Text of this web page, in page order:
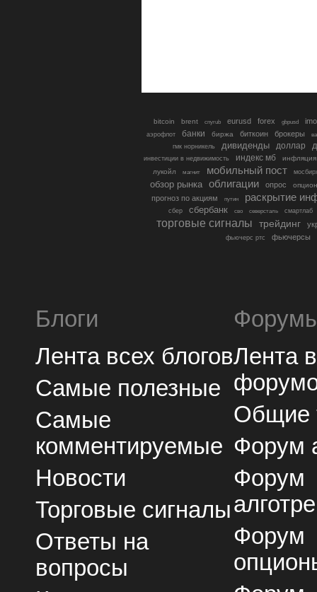
bitcoin brent cnyrub eurusd forex gbpusd
аэрофлот банки биржа биткоин брокеры
гмк норникель
дивиденды доллар
инвестиции в недвижимость индекс мб
инфляция
лукойл
магнит мобильный пост
обзор рынка облигации опрос
прогноз по акциям путин раскрытие
сбер сбербанк сво северсталь смартлаб
торговые сигналы трейдинг
фьючерс ртс фьючерсы
Блоги
Лента всех блогов
Самые полезные
Самые
комментируемые
Новости
Торговые сигналы
Ответы на
вопросы
Лента
Общие
Форум
Форум
Форум